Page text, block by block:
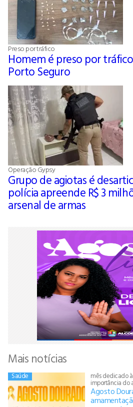
Preso por tráfico
Homem é preso por
Porto Seguro
Operação Gypsy
Grupo de agiotas é
polícia apreende R$ 3
arsenal de armas
Mais notícias
Saúde mês dedicado
importância do
Agosto